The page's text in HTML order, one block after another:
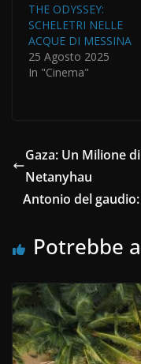
THE ODYSSEY:
SCHELETRI NELLE
ACQUE DI MESSINA
25 Agosto 2025
In "Cinema"
Gaza: Un Milione
Netanyhau
Antonio del
Potrebbe